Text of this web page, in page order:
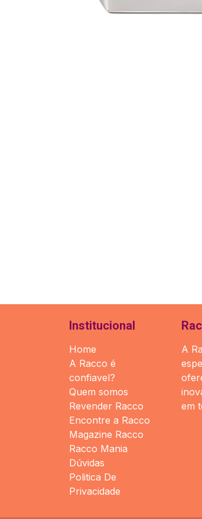
Institucional
Home
A Racco é
confiavel?
Quem somos
Revender Racco
Encontre a Racco
Magazine Racco
Racco Mania
Dúvidas
Politica De
Privacidade
A
em